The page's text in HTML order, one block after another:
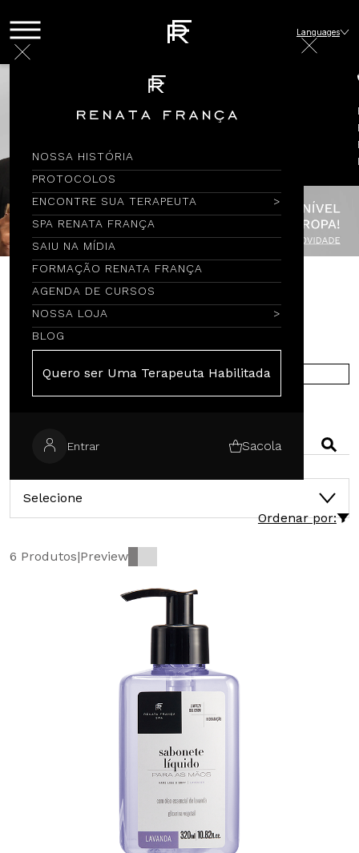
NOSSA HISTÓRIA
PROTOCOLOS
ENCONTRE SUA TERAPEUTA
SPA RENATA FRANÇA
SAIU NA MÍDIA
FORMAÇÃO RENATA FRANÇA
AGENDA DE CURSOS
NOSSA LOJA
BLOG
Quero ser Uma Terapeuta Habilitada
Entrar Sacola
Languages
Encontre por Nome
COMPRE NA EUROPA
Selecione
Ordenar por:
6 Produtos|Preview